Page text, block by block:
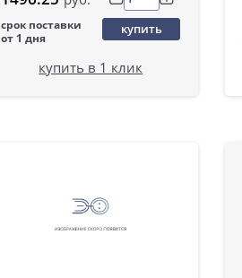
срок поставки
от 1 дня
купить
купить в 1 клик